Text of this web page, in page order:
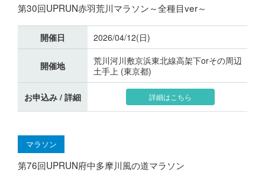
第30回UPRUN赤羽荒川マラソン～全種目ver～
開催日 2026/04/12(日)
開催地
荒川河川敷京浜東北線高架下orその周辺
土手上 (東京都)
お申込み / 詳細 詳細はこちら
マラソン
第76回UPRUN府中多摩川風の道マラソン